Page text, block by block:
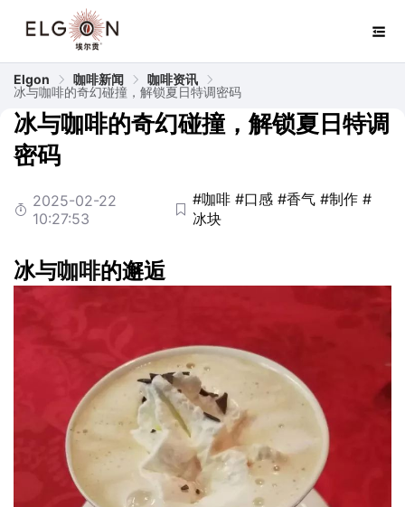
Elgon 咖啡新闻
咖啡资讯
冰与咖啡的奇幻碰撞，解锁夏日特调密码
冰与咖啡的奇幻碰撞，解锁夏日特调
密码
2025-02-22
10:27:53
#咖啡 #口感 #香气 #制作 #
冰块
冰与咖啡的邂逅